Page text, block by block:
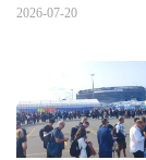
2026-07-20